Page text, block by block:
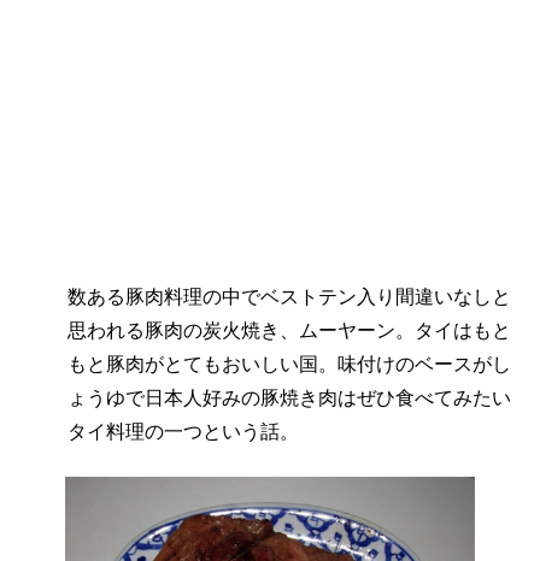
数ある豚肉料理の中でベストテン入り間違いなしと
思われる豚肉の炭火焼き、ムーヤーン。タイはもと
もと豚肉がとてもおいしい国。味付けのベースがし
ょうゆで日本人好みの豚焼き肉はぜひ食べてみたい
タイ料理の一つという話。